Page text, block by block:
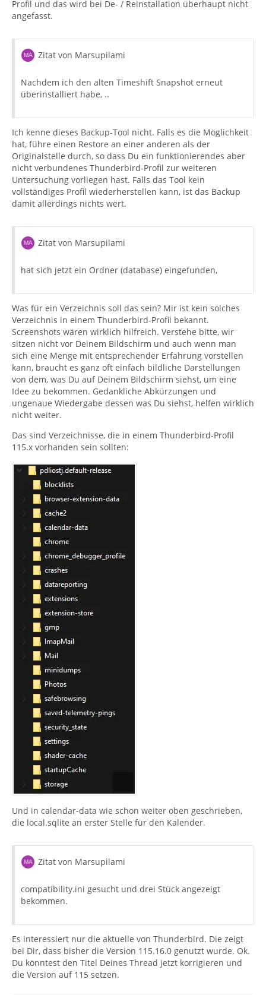
Profil und das wird bei De- / Reinstallation überhaupt nicht
angefasst.
Zitat von Marsupilami
Nachdem ich den alten Timeshift Snapshot erneut
überinstalliert habe, ..
Ich kenne dieses Backup-Tool nicht. Falls es die Möglichkeit
hat, führe einen Restore an einer anderen als der
Originalstelle durch, so dass Du ein funktionierendes aber
nicht verbundenes Thunderbird-Profil zur weiteren
Untersuchung vorliegen hast. Falls das Tool kein
vollständiges Profil wiederherstellen kann, ist das Backup
damit allerdings nichts wert.
Zitat von Marsupilami
hat sich jetzt ein Ordner (database) eingefunden,
Was für ein Verzeichnis soll das sein? Mir ist kein solches
Verzeichnis in einem Thunderbird-Profil bekannt.
Screenshots wären wirklich hilfreich. Verstehe bitte, wir
sitzen nicht vor Deinem Bildschirm und auch wenn man
sich eine Menge mit entsprechender Erfahrung vorstellen
kann, braucht es ganz oft einfach bildliche Darstellungen
von dem, was Du auf Deinem Bildschirm siehst, um eine
Idee zu bekommen. Gedankliche Abkürzungen und
ungenaue Wiedergabe dessen was Du siehst, helfen wirklich
nicht weiter.
Das sind Verzeichnisse, die in einem Thunderbird-Profil
115.x vorhanden sein sollten:
Und in calendar-data wie schon weiter oben geschrieben,
die local.sqlite an erster Stelle für den Kalender.
Zitat von Marsupilami
compatibility.ini gesucht und drei Stück angezeigt
bekommen.
Es interessiert nur die aktuelle von Thunderbird. Die zeigt
bei Dir, dass bisher die Version 115.16.0 genutzt wurde. Ok.
Du könntest den Titel Deines Thread jetzt korrigieren und
die Version auf 115 setzen.